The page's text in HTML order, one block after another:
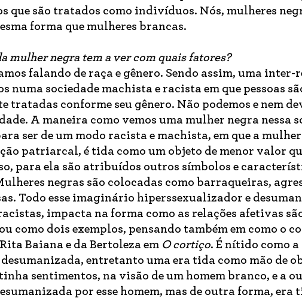
que são tratados como indivíduos. Nós, mulheres
forma que mulheres brancas.
mulher negra tem a ver com quais fatores?
falando de raça e gênero. Sendo assim, uma inter-
numa sociedade machista e racista em que pessoas
tratadas conforme seu gênero. Não podemos e nem
A maneira como vemos uma mulher negra nessa
ser de um modo racista e machista, em que a
patriarcal, é tida como um objeto de menor valor
para ela são atribuídos outros símbolos e
negras são colocadas como barraqueiras,
Todo esse imaginário hiperssexualizador e
impacta na forma como as relações afetivas
como dois exemplos, pensando também em como o
Baiana e da Bertoleza em O cortiço. É nítido como
desumanizada, entretanto uma era tida como mão de
sentimentos, na visão de um homem branco, e a
por esse homem, mas de outra forma, era